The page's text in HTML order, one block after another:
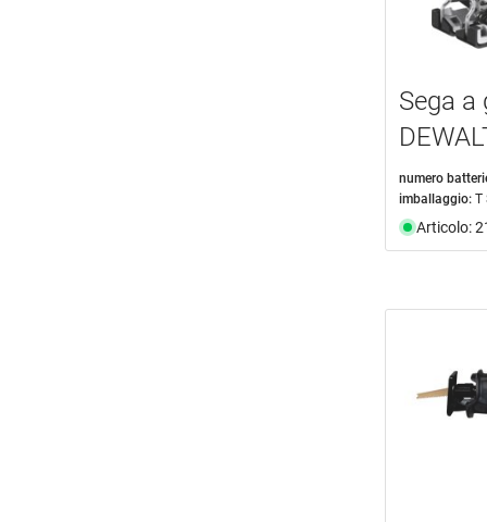
Sega
numero
imballaggio: T
Articolo: